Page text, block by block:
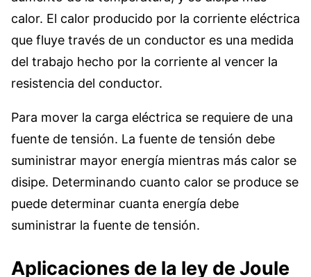
calor. El calor producido por la corriente eléctrica
que fluye través de un conductor es una medida
del trabajo hecho por la corriente al vencer la
resistencia del conductor.
Para mover la carga eléctrica se requiere de una
fuente de tensión. La fuente de tensión debe
suministrar mayor energía mientras más calor se
disipe. Determinando cuanto calor se produce se
puede determinar cuanta energía debe
suministrar la fuente de tensión.
Aplicaciones de la ley de Joule